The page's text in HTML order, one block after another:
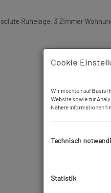
Cookie
Wir möchten auf Basis
Website sowie zur
Nähere Informationen
Technisch
Statistik